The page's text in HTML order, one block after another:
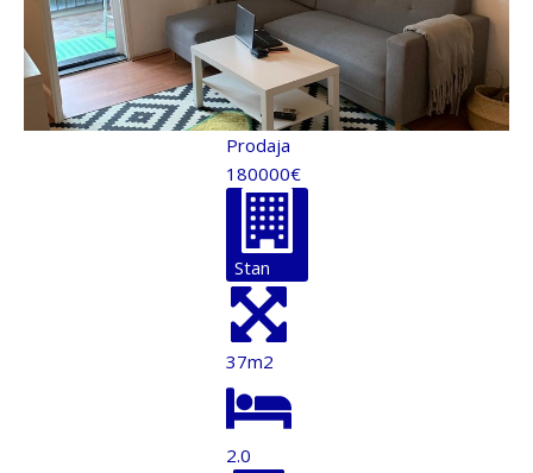
Prodaja
180000€
Stan
37m2
2.0